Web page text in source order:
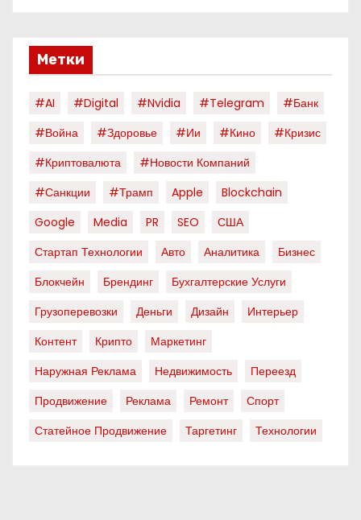
Метки
#AI #digital #nvidia #telegram
#банк
#война
#здоровье #ии #кино
#кризис
#криптовалюта
#новости Компаний
#санкции
#трамп Apple
Blockchain
Google
Media PR SEO
США
Стартап Технологии
Авто Аналитика
Бизнес
Блокчейн
Брендинг
Бухгалтерские Услуги
Грузоперевозки
Деньги Дизайн
Интерьер
Контент
Крипто
Маркетинг
Наружная Реклама
Недвижимость
Переезд
Продвижение
Реклама Ремонт
Спорт
Статейное Продвижение
Таргетинг Технологии